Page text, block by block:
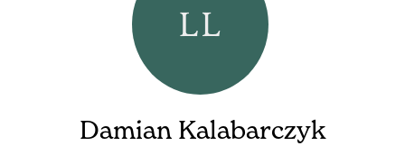
Damian Kalabarczyk